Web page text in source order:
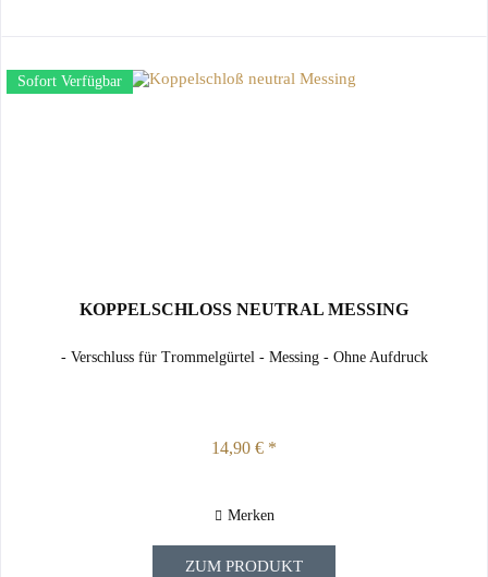
Sofort Verfügbar
KOPPELSCHLOSS NEUTRAL MESSING
- Verschluss für Trommelgürtel - Messing - Ohne Aufdruck
14,90 € *
Merken
ZUM PRODUKT